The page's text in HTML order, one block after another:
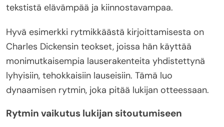
tekstistä elävämpää ja kiinnostavampaa.
Hyvä esimerkki rytmikkäästä kirjoittamisesta on
Charles Dickensin teokset, joissa hän käyttää
monimutkaisempia lauserakenteita yhdistettynä
lyhyisiin, tehokkaisiin lauseisiin. Tämä luo
dynaamisen rytmin, joka pitää lukijan otteessaan.
Rytmin vaikutus lukijan sitoutumiseen